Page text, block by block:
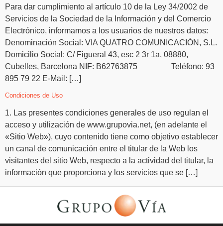
Para dar cumplimiento al artículo 10 de la Ley 34/2002 de
Servicios de la Sociedad de la Información y del Comercio
Electrónico, informamos a los usuarios de nuestros datos:
Denominación Social: VIA QUATRO COMUNICACIÓN, S.L.
Domicilio Social: C/ Figueral 43, esc 2 3r 1a, 08880,
Cubelles, Barcelona NIF: B62763875 Teléfono: 93
895 79 22 E-Mail: […]
Condiciones de Uso
1. Las presentes condiciones generales de uso regulan el
acceso y utilización de www.grupovia.net, (en adelante el
«Sitio Web»), cuyo contenido tiene como objetivo establecer
un canal de comunicación entre el titular de la Web los
visitantes del sitio Web, respecto a la actividad del titular, la
información que proporciona y los servicios que se […]